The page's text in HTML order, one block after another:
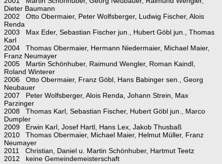
Dieter Baumann
2002 Otto Obermaier, Peter Wolfsberger, Ludwig Fischer, Alois
Renda
2003 Max Eder, Sebastian Fischer jun., Hubert Göbl jun., Thomas
Karl
2004 Thomas Obermaier, Hermann Niedermaier, Michael Maier,
Franz Neumayer
2005 Martin Schönhuber, Raimund Wengler, Roman Kaindl,
Roland Winterer
2006 Otto Obermaier, Franz Göbl, Hans Babinger sen., Georg
Neubauer
2007 Peter Wolfsberger, Alois Renda, Johann Strein, Max
Parzinger
2008 Thomas Karl, Sebastian Fischer, Hubert Göbl jun., Marco
Dumpler
2009 Erwin Karl, Josef Hartl, Hans Lex, Jakob Thusbaß
2010 Thomas Obermaier, Michael Maier, Helmut Müller, Franz
Neumayer
2011 Christian, Daniel u. Martin Schönhuber, Hartmut Teetz
2012 keine Gemeindemeisterschaft